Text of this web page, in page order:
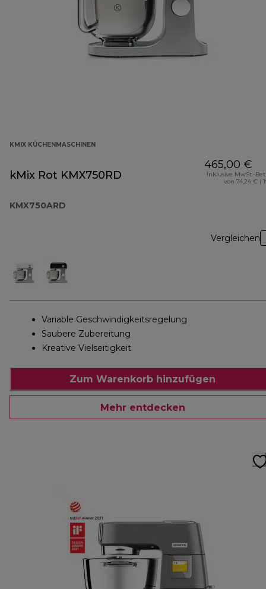
KMIX KÜCHENMASCHINEN
kMix Rot KMX750RD
KMX750ARD
465,00 €
Inklusive MwSt.-
von 74,24 € (
Vergleichen
Variable Geschwindigkeitsregelung
Saubere Zubereitung
Kreative Vielseitigkeit
Zum Warenkorb hinzufügen
Mehr entdecken